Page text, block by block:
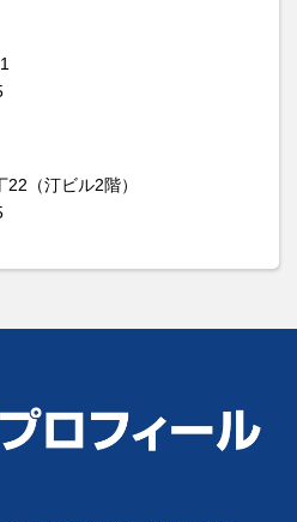
（汀ビル2階）